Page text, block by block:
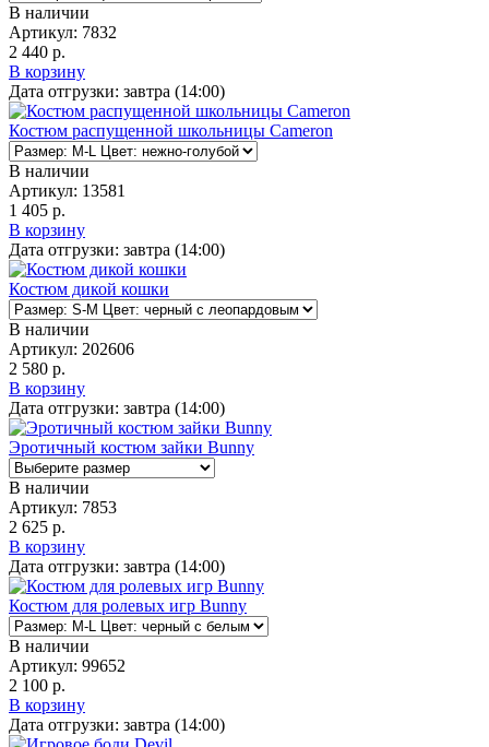
В наличии
Артикул: 7832
2 440 р.
В корзину
Дата отгрузки: завтра (14:00)
Костюм распущенной школьницы Cameron
В наличии
Артикул: 13581
1 405 р.
В корзину
Дата отгрузки: завтра (14:00)
Костюм дикой кошки
В наличии
Артикул: 202606
2 580 р.
В корзину
Дата отгрузки: завтра (14:00)
Эротичный костюм зайки Bunny
В наличии
Артикул: 7853
2 625 р.
В корзину
Дата отгрузки: завтра (14:00)
Костюм для ролевых игр Bunny
В наличии
Артикул: 99652
2 100 р.
В корзину
Дата отгрузки: завтра (14:00)